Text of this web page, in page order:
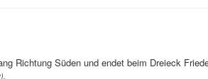
Richtung Süden und endet beim Dreieck